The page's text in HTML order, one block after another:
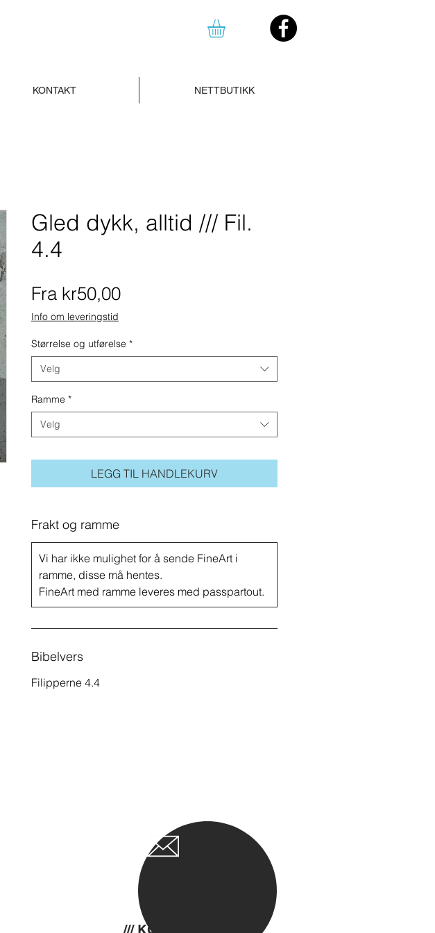
KONTAKT NETTBUTIKK
Gled dykk, alltid /// Fil.
4.4
Fra kr50,00Salgspris
Info om leveringstid
Størrelse og utførelse *
Velg
Ramme *
Velg
LEGG TIL HANDLEKURV
Frakt og ramme
Vi har ikke mulighet for å sende FineArt i
ramme, disse må hentes.
FineArt med ramme leveres med passpartout.
Bibelvers
Filipperne 4.4
/// KONTAKT